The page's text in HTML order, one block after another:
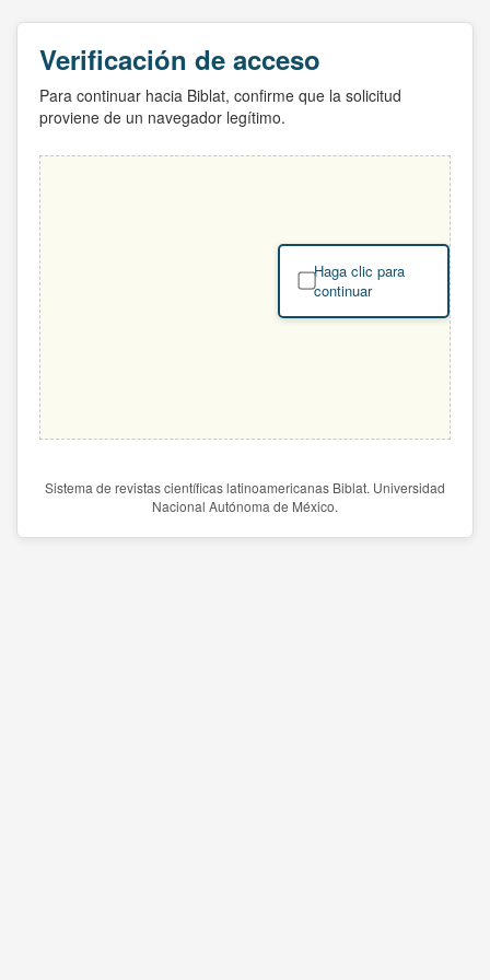
Verificación de acceso
Para continuar hacia Biblat, confirme que la solicitud
proviene de un navegador legítimo.
Haga clic para
continuar
Sistema de revistas científicas latinoamericanas Biblat. Universidad
Nacional Autónoma de México.